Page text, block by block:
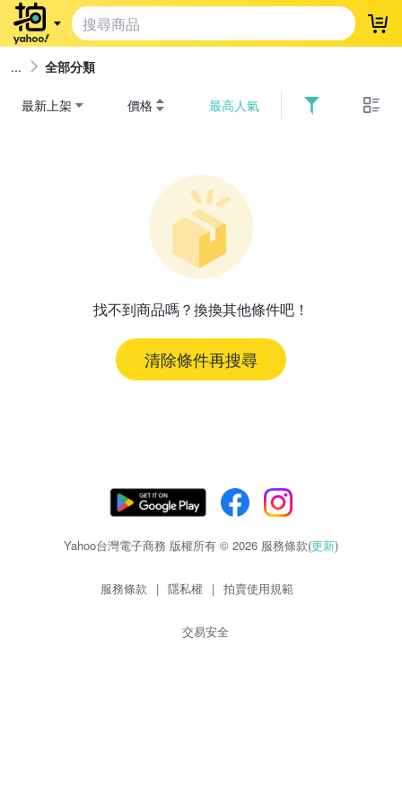
登
全部分類
最新上架 價格 最高人氣
找不到商品嗎？換換其他條件吧！
清除條件再搜尋
Yahoo台灣電子商務 版權所有 © 2026 服務條款(更新)
服務條款 | 隱私權 | 拍賣使用規範
交易安全